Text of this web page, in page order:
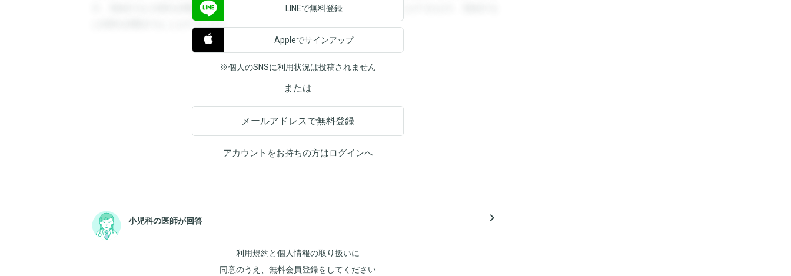
す。登録すると回答を閲覧することができます。登録すると回答を閲覧することができます。登録する
と回答を閲覧することができます。
LINEで無料登録
Appleでサインアップ
※個人のSNSに利用状況は投稿されません
または
メールアドレスで無料登録
アカウントをお持ちの方はログインへ
小児科の医師が回答 navigate_next
利用規約と個人情報の取り扱いに
同意のうえ、無料会員登録をしてください